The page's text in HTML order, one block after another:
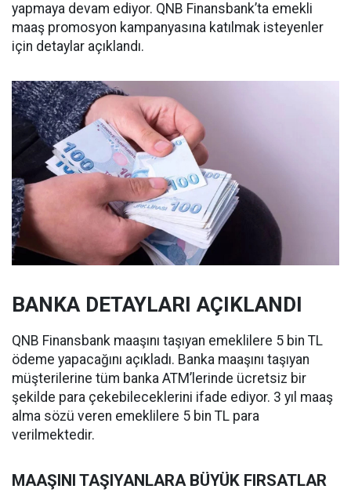
yapmaya devam ediyor. QNB Finansbank’ta emekli
maaş promosyon kampanyasına katılmak isteyenler
için detaylar açıklandı.
BANKA DETAYLARI AÇIKLANDI
QNB Finansbank maaşını taşıyan emeklilere 5 bin TL
ödeme yapacağını açıkladı. Banka maaşını taşıyan
müşterilerine tüm banka ATM’lerinde ücretsiz bir
şekilde para çekebileceklerini ifade ediyor. 3 yıl maaş
alma sözü veren emeklilere 5 bin TL para
verilmektedir.
MAAŞINI TAŞIYANLARA BÜYÜK FIRSATLAR